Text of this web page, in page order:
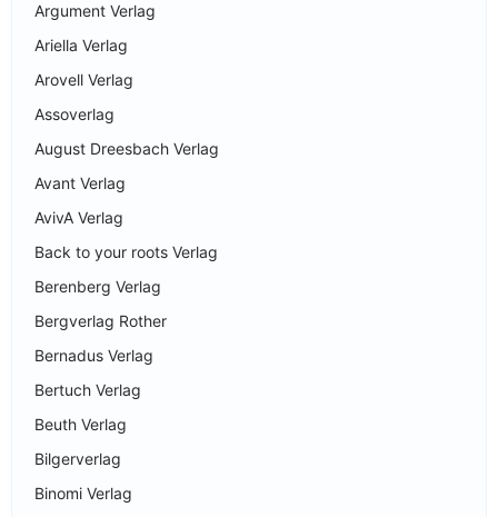
Argument Verlag
Ariella Verlag
Arovell Verlag
Assoverlag
August Dreesbach Verlag
Avant Verlag
AvivA Verlag
Back to your roots Verlag
Berenberg Verlag
Bergverlag Rother
Bernadus Verlag
Bertuch Verlag
Beuth Verlag
Bilgerverlag
Binomi Verlag